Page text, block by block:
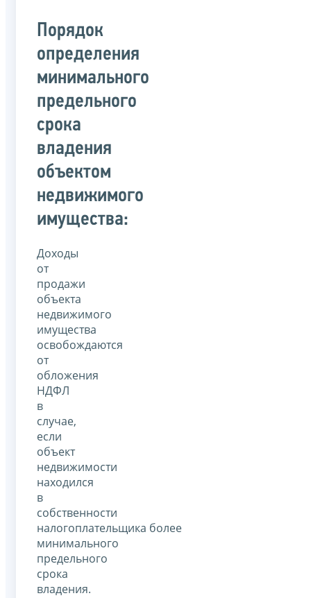
Порядок
определения
минимального
предельного
срока
владения
объектом
недвижимого
имущества:
Доходы
от
продажи
объекта
недвижимого
имущества
освобождаются
от
обложения
НДФЛ
в
случае,
если
объект
недвижимости
находился
в
собственности
налогоплательщика более
минимального
предельного
срока
владения.